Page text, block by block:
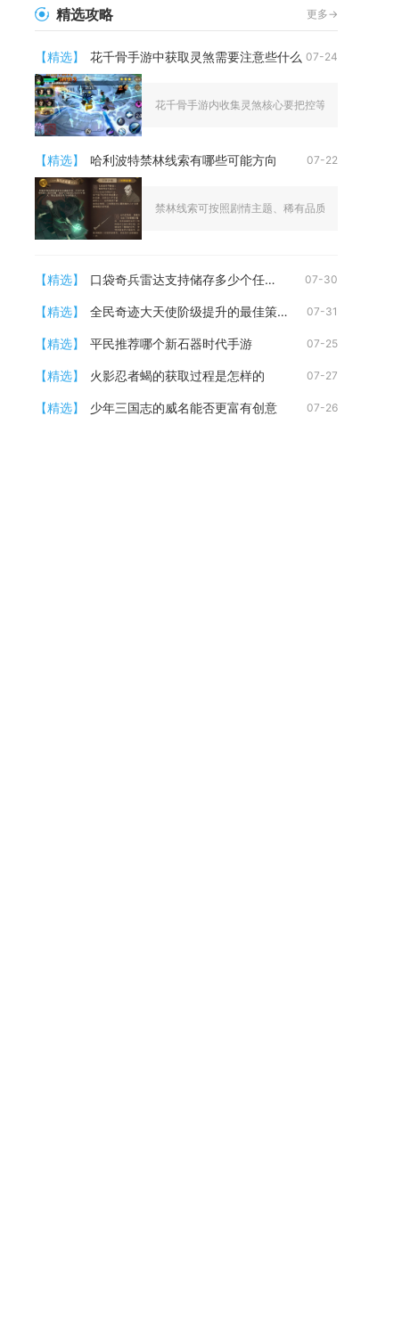
精选攻略 更多->
【精选】 花千骨手游中获取灵煞需要注意些什么 07-24
花千骨手游内收集灵煞核心要把控等级门槛、资源
【精选】 哈利波特禁林线索有哪些可能方向 07-22
禁林线索可按照剧情主题、稀有品质、隐藏特殊副
【精选】 口袋奇兵雷达支持储存多少个任务数 07-30
【精选】 全民奇迹大天使阶级提升的最佳策略是什么 07-31
【精选】 平民推荐哪个新石器时代手游 07-25
【精选】 火影忍者蝎的获取过程是怎样的 07-27
【精选】 少年三国志的威名能否更富有创意 07-26